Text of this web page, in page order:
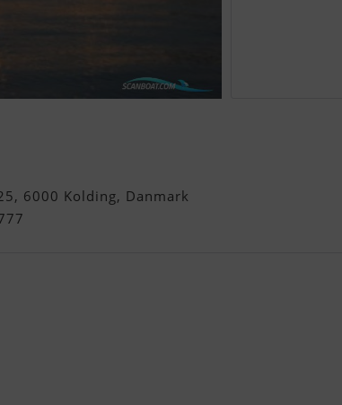
6000 Kolding, Danmark